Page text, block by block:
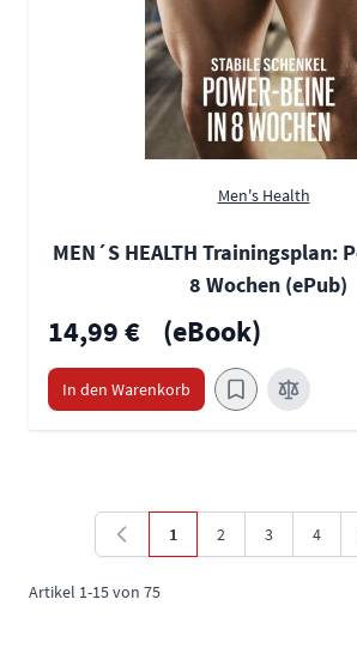
Men's Health
MEN´S HEALTH Trainingsplan:
8 Wochen (ePub)
14,99 € (eBook)
In den Warenkorb
Artikel 1-15von 75
Sie lesen gerade die Seite
1 Seite
2 Seite
3 Seite
4